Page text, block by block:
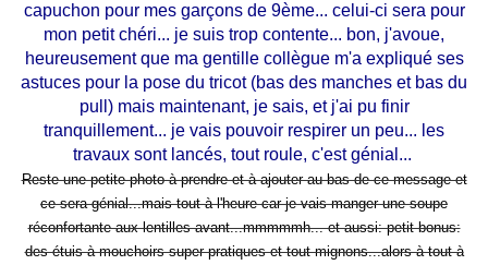
capuchon pour mes garçons de 9ème... celui-ci sera pour
mon petit chéri... je suis trop contente... bon, j'avoue,
heureusement que ma gentille collègue m'a expliqué ses
astuces pour la pose du tricot (bas des manches et bas du
pull) mais maintenant, je sais, et j'ai pu finir
tranquillement... je vais pouvoir respirer un peu... les
travaux sont lancés, tout roule, c'est génial...
Reste une petite photo à prendre et à ajouter au bas de ce message et
ce sera génial...mais tout à l'heure car je vais manger une soupe
réconfortante aux lentilles avant...mmmmmh... et aussi: petit bonus:
des étuis à mouchoirs super pratiques et tout mignons...alors à tout à